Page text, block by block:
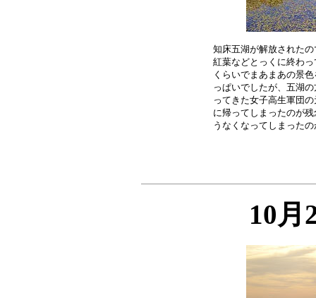
知床五湖が解放された
紅葉などとっくに終わ
くらいでまあまあの景
っぱいでしたが、五湖
ってきた女子高生軍団
に帰ってしまったのが
10月